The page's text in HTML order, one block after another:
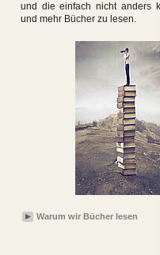
und die einfach nicht anders
und mehr Bücher zu lesen.
Warum wir Bücher lesen